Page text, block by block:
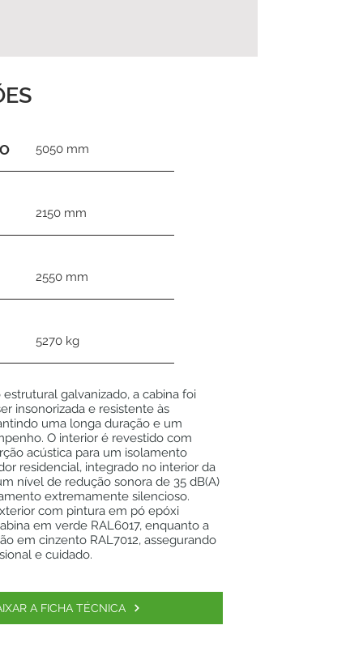
5050 mm
2150 mm
2550 mm
5270 kg
galvanizado, a cabina foi
insonorizada e resistente às
uma longa duração e um
O interior é revestido com
acústica para um isolamento
residencial, integrado no interior da
nível de redução sonora de 35 dB(A)
extremamente silencioso.
com pintura em pó epóxi
em verde RAL6017, enquanto a
em cinzento RAL7012, assegurando
e cuidado.
A FICHA TÉCNICA